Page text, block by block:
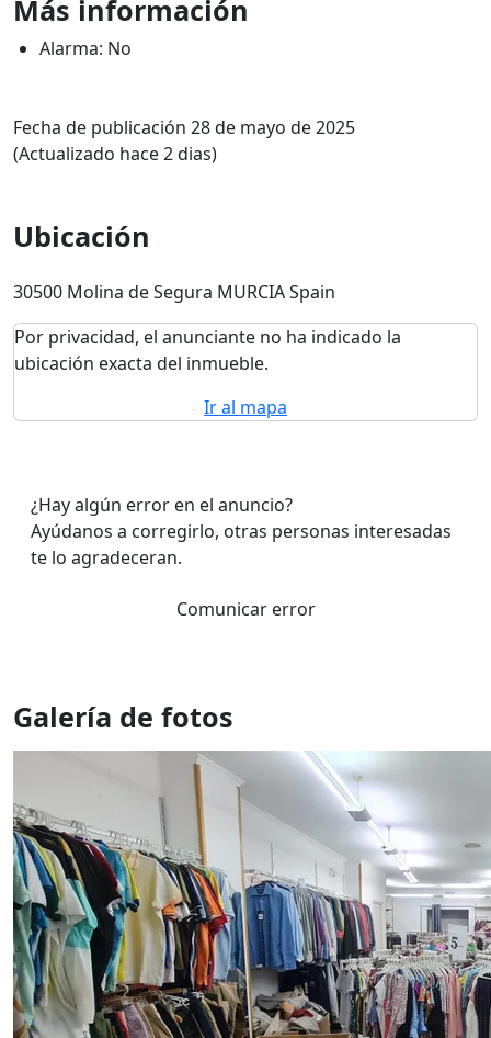
Más información
Alarma: No
Fecha de publicación 28 de mayo de 2025
(Actualizado hace 2 dias)
Ubicación
30500 Molina de Segura MURCIA Spain
Por privacidad, el anunciante no ha indicado la
ubicación exacta del inmueble.
Ir al mapa
¿Hay algún error en el anuncio?
Ayúdanos a corregirlo, otras personas interesadas
te lo agradeceran.
Comunicar error
Galería de fotos